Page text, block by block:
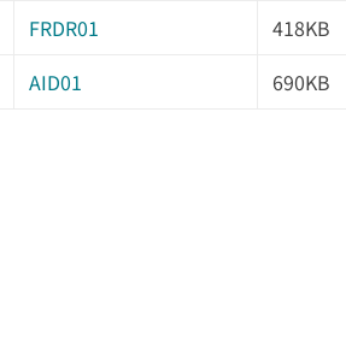
FRDR01
418KB
AID01 690KB